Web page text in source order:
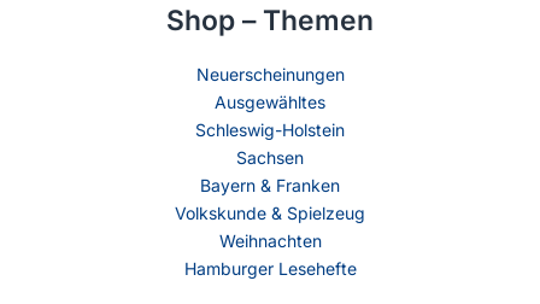
Shop – Themen
Neuerscheinungen
Ausgewähltes
Schleswig-Holstein
Sachsen
Bayern & Franken
Volkskunde & Spielzeug
Weihnachten
Hamburger Lesehefte